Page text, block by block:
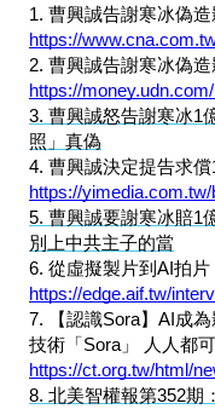
1. 曹興誠告謝寒冰偽
https://
2. 曹興誠告謝寒冰偽
https://
3. 曹興誠怒告謝寒冰1
照」真偽
4. 曹興誠決定提告求
https://
5. 曹興誠要謝寒冰賠1
別上中共主子的當
6. 從虛擬製片到AI拍
https://edge.aif.tw/
7. 【認識Sora】AI成
技術「Sora」 人人都
https://ct.org.tw/html/
8. 北美智權報第352期